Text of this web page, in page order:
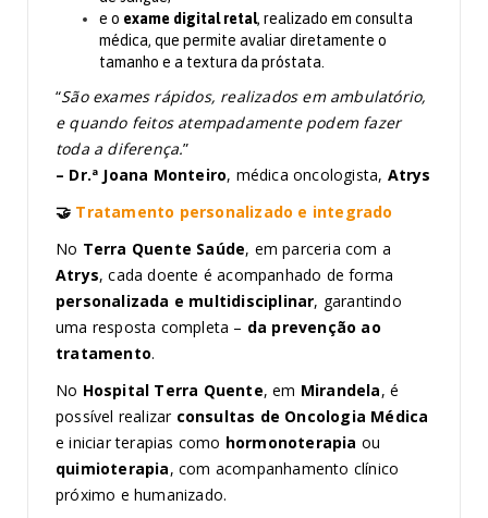
e o exame digital retal, realizado em consulta
médica, que permite avaliar diretamente o
tamanho e a textura da próstata.
“São exames rápidos, realizados em ambulatório,
e quando feitos atempadamente podem fazer
toda a diferença.”
– Dr.ª Joana Monteiro, médica oncologista, Atrys
🤝 Tratamento personalizado e integrado
No Terra Quente Saúde, em parceria com a
Atrys, cada doente é acompanhado de forma
personalizada e multidisciplinar, garantindo
uma resposta completa – da prevenção ao
tratamento.
No Hospital Terra Quente, em Mirandela, é
possível realizar consultas de Oncologia Médica
e iniciar terapias como hormonoterapia ou
quimioterapia, com acompanhamento clínico
próximo e humanizado.